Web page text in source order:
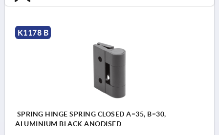
K1178 B
SPRING HINGE SPRING CLOSED A=35, B=30,
ALUMINIUM BLACK ANODISED